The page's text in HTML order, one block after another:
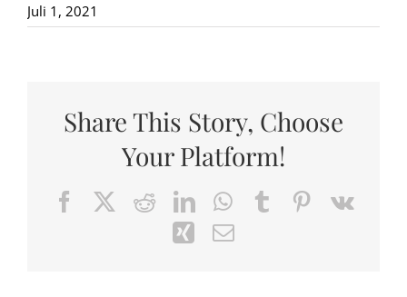
Juli 1, 2021
Share This Story, Choose
Your Platform!
FacebookRedditLinkedInWhatsApp
TumblrPinterest
Vk
XingEmail